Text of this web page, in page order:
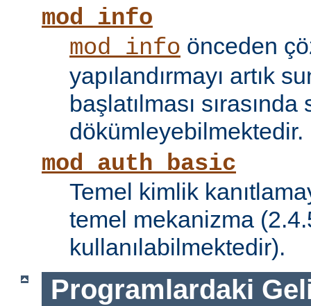
mod_info
mod_info önceden
yapılandırmayı artık
başlatılması sırasında
dökümleyebilmektedir.
mod_auth_basic
Temel kimlik
temel mekanizma
kullanılabilmektedir).
Programlardaki